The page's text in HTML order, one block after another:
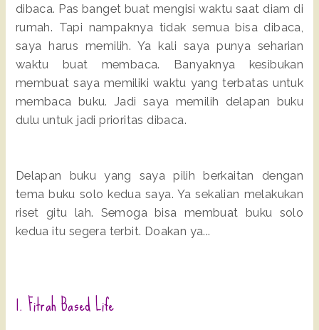
dibaca. Pas banget buat mengisi waktu saat diam di
rumah. Tapi nampaknya tidak semua bisa dibaca,
saya harus memilih. Ya kali saya punya seharian
waktu buat membaca. Banyaknya kesibukan
membuat saya memiliki waktu yang terbatas untuk
membaca buku. Jadi saya memilih delapan buku
dulu untuk jadi prioritas dibaca.
Delapan buku yang saya pilih berkaitan dengan
tema buku solo kedua saya. Ya sekalian melakukan
riset gitu lah. Semoga bisa membuat buku solo
kedua itu segera terbit. Doakan ya...
1. Fitrah Based Life